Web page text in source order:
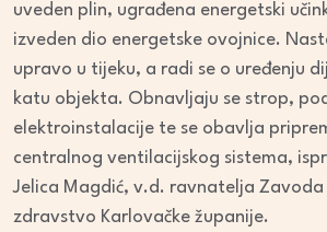
uveden plin, ugrađena energetski
izveden dio energetske ovojnice.
upravo u tijeku, a radi se o uređenju
katu objekta. Obnavljaju se strop,
elektroinstalacije te se obavlja
centralnog ventilacijskog sistema,
Jelica Magdić, v.d. ravnatelja Zavoda
zdravstvo Karlovačke županije.